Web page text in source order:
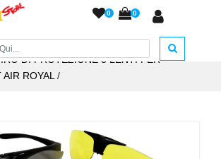
0 0
ARMERIA/Accessori Tiro
/
DI PROTEZIONE 3 LENTI PER
ROYAL /